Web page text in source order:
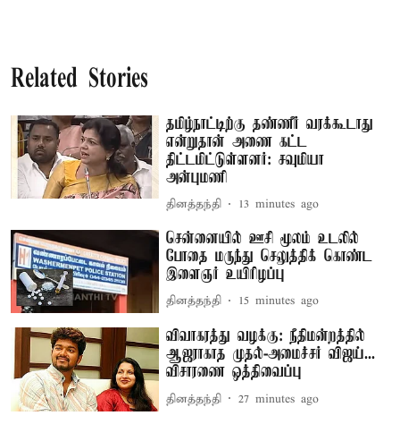
Related Stories
தமிழ்நாட்டிற்கு தண்ணீர் வரக்கூடாது
என்றுதான் அணை கட்ட
திட்டமிட்டுள்ளனர்: சவுமியா
அன்புமணி
தினத்தந்தி 13 minutes ago
சென்னையில் ஊசி மூலம் உடலில்
போதை மருந்து செலுத்திக் கொண்ட
இளைஞர் உயிரிழப்பு
தினத்தந்தி 15 minutes ago
விவாகரத்து வழக்கு: நீதிமன்றத்தில்
ஆஜராகாத முதல்-அமைச்சர் விஜய்...
விசாரணை ஒத்திவைப்பு
தினத்தந்தி 27 minutes ago